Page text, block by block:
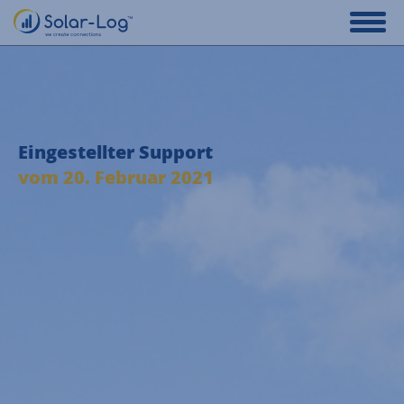
Eingestellter Support
vom 20. Februar 2021